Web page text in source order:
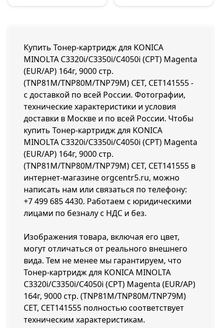
Купить Тонер-картридж для KONICA
MINOLTA C3320i/C3350i/C4050i (CPT) Magenta
(EUR/AP) 164г, 9000 стр.
(TNP81M/TNP80M/TNP79M) CET, CET141555 -
с доставкой по всей России. Фотографии,
технические характеристики и условия
доставки в Москве и по всей России. Чтобы
купить Тонер-картридж для KONICA
MINOLTA C3320i/C3350i/C4050i (CPT) Magenta
(EUR/AP) 164г, 9000 стр.
(TNP81M/TNP80M/TNP79M) CET, CET141555 в
интернет-магазине orgcentr5.ru, можно
написать нам или связаться по телефону:
+7 499 685 4430. Работаем с юридическими
лицами по безналу с НДС и без.
Изображения товара, включая его цвет,
могут отличаться от реального внешнего
вида. Тем не менее мы гарантируем, что
Тонер-картридж для KONICA MINOLTA
C3320i/C3350i/C4050i (CPT) Magenta (EUR/AP)
164г, 9000 стр. (TNP81M/TNP80M/TNP79M)
CET, CET141555 полностью соответствует
техническим характеристикам.